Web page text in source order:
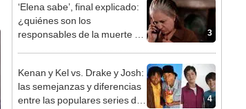
3
‘Elena sabe’, final explicado:
¿quiénes son los
responsables de la muerte de
4
Kenan y Kel vs. Drake y Josh:
las semejanzas y diferencias
entre las populares series de